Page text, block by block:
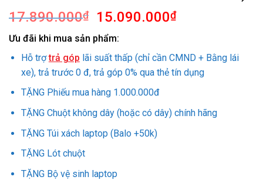
17.890.000₫
Giá
gốc
là:
17.890.000₫.
15.090.000₫Giá
là:
15.090.000₫.
Ưu đãi khi mua sản phẩm:
Hỗ trợtrả góp lãi suất thấp (chỉ cần CMND + Bằng lái
xe), trả trước 0 đ, trả góp 0% qua thẻ tín dụng
TẶNG Phiếu mua hàng 1.000.000đ
TẶNG Chuột không dây (hoặc có dây) chính hãng
TẶNG Túi xách laptop (Balo +50k)
TẶNG Lót chuột
TẶNG Bộ vệ sinh laptop